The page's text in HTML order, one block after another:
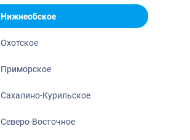
Нижнеобское
Охотское
Приморское
Сахалино-Курильское
Северо-Восточное